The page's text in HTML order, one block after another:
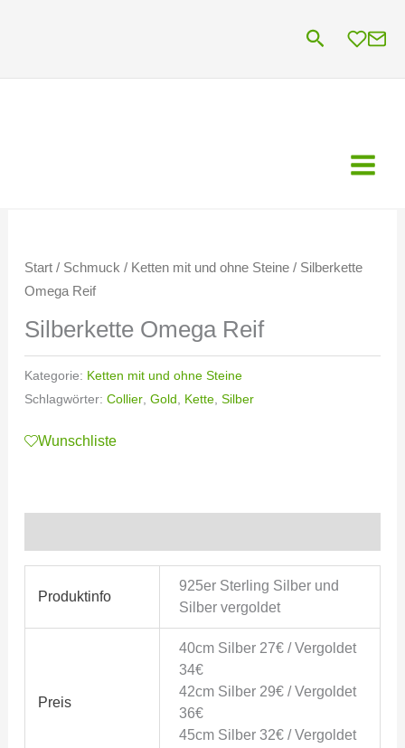
Suchen
Start/ Schmuck / Ketten mit und ohne Steine/ Silberkette
Omega Reif
Silberkette Omega Reif
Kategorie: Ketten mit und ohne Steine
Schlagwörter: Collier, Gold Kette, Silber
Wunschliste
Produktinfo
925er Sterling Silber und
Silber vergoldet
Preis
40cm Silber 27€ / Vergoldet
34€
42cm Silber 29€ / Vergoldet
36€
45cm Silber 32€ / Vergoldet